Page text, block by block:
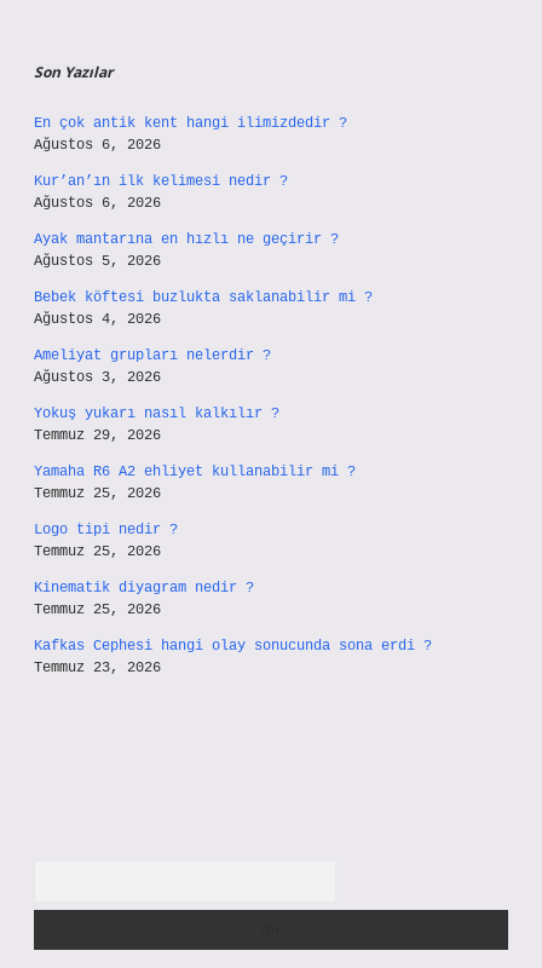
Son Yazılar
En çok antik kent hangi ilimizdedir ?
Ağustos 6, 2026
Kur’an’ın ilk kelimesi nedir ?
Ağustos 6, 2026
Ayak mantarına en hızlı ne geçirir ?
Ağustos 5, 2026
Bebek köftesi buzlukta saklanabilir mi ?
Ağustos 4, 2026
Ameliyat grupları nelerdir ?
Ağustos 3, 2026
Yokuş yukarı nasıl kalkılır ?
Temmuz 29, 2026
Yamaha R6 A2 ehliyet kullanabilir mi ?
Temmuz 25, 2026
Logo tipi nedir ?
Temmuz 25, 2026
Kinematik diyagram nedir ?
Temmuz 25, 2026
Kafkas Cephesi hangi olay sonucunda sona erdi ?
Temmuz 23, 2026